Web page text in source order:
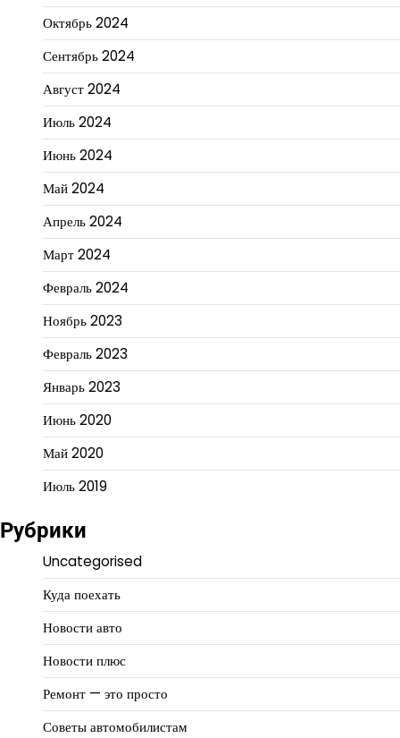
Октябрь 2024
Сентябрь 2024
Август 2024
Июль 2024
Июнь 2024
Май 2024
Апрель 2024
Март 2024
Февраль 2024
Ноябрь 2023
Февраль 2023
Январь 2023
Июнь 2020
Май 2020
Июль 2019
Рубрики
Uncategorised
Куда поехать
Новости авто
Новости плюс
Ремонт — это просто
Советы автомобилистам